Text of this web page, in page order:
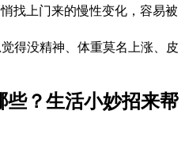
找上门来的慢性变化，容易被
得没精神、体重莫名上涨、皮
些？生活小妙招来帮